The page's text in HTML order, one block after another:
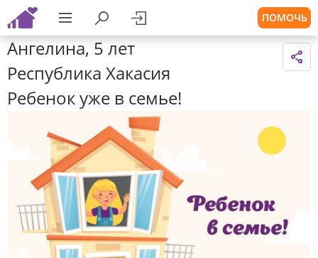
ПОМОЧЬ
Ангелина, 5 лет
Республика Хакасия
Ребенок уже в семье!